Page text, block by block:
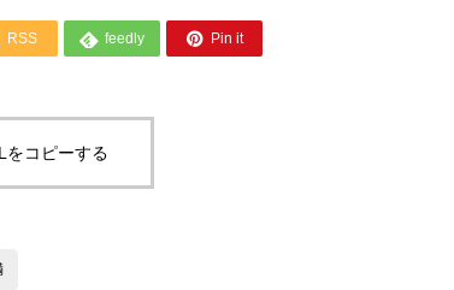
RSS  feedly  Pin it
をコピーする